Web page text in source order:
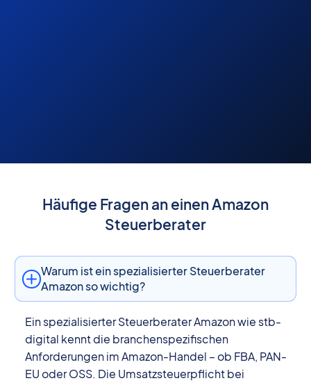
Häufige Fragen an einen Amazon
Steuerberater
Warum ist ein spezialisierter Steuerberater
Amazon so wichtig?
Ein spezialisierter Steuerberater Amazon wie stb-
digital kennt die branchenspezifischen
Anforderungen im Amazon-Handel – ob FBA, PAN-
EU oder OSS. Die Umsatzsteuerpflicht bei